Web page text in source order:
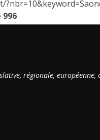
996
régionale, européenne,